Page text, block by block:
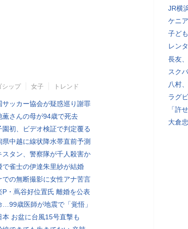
シップ 女子 トレンド
サッカー協会が疑惑巡り謝罪
薫さんの母が94歳で死去
園初、ビデオ検証で判定覆る
県中越に線状降水帯直前予測
スタン、警察隊が千人殺害か
で雀士の伊達朱里紗が結婚
での無断撮影に女性アナ苦言
P・蔦谷好位置氏 離婚を公表
…99歳医師が地震で「覚悟」
本 お盆に台風15号直撃も
JR横
ケニ
子ど
レン
長友
スク
八村
ラグ
「許
大倉